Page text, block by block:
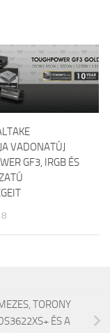
VADONATÚJ
GF3, IRGB ÉS
TORONY
ÉS A